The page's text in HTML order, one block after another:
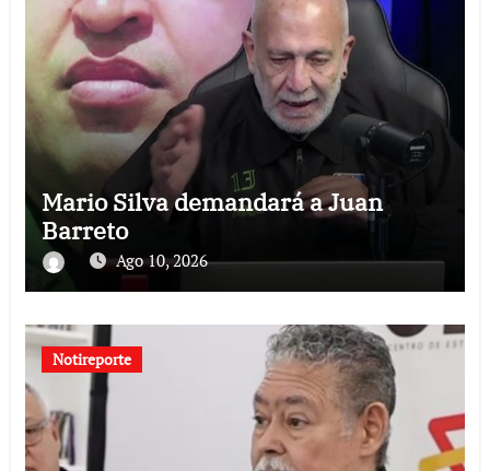
Mario Silva demandará a Juan
Barreto
Ago 10, 2026
Notireporte